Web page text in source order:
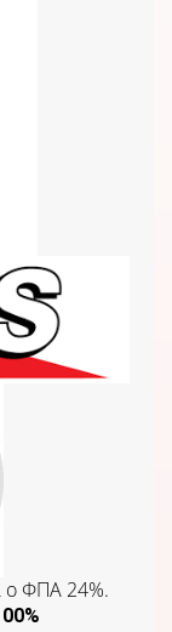
o ΦΠΑ 24%.